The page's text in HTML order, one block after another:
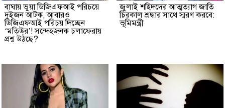
বাঘায় ভুয়া ডিজিএফআই পরিচয়ে
দুইজন আটক, আবারও
ডিজিএফআই পরিচয় দিচ্ছেন
‘মতিউর’! সন্দেহজনক চলাফেরায়
প্রশ্ন উঠছে?
জুলাই শহিদদের আত্মত্যাগ জাতি
চিরকাল শ্রদ্ধার সাথে স্মরণ করবে:
ভূমিমন্ত্রী